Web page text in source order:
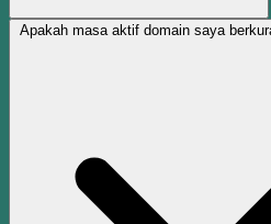
Apakah masa aktif domain saya